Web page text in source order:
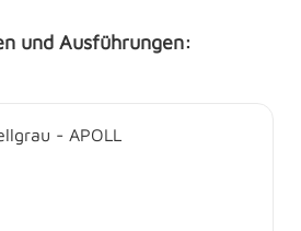
und Ausführungen: